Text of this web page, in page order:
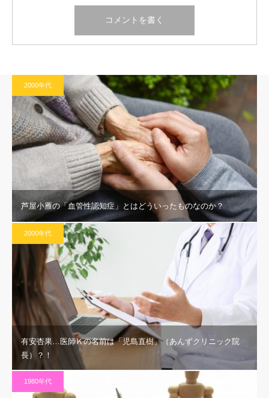
2000年代
芦屋小雁の「血管性認知症」とはどういったものなのか？
2000年代
有安杏果…医師Ｋの名前は「児島直樹」（あんずクリニック院
長）？！
1980年代